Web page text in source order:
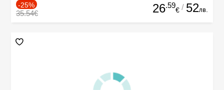
-25%
35.54€ 26.59
€ / 52лв.